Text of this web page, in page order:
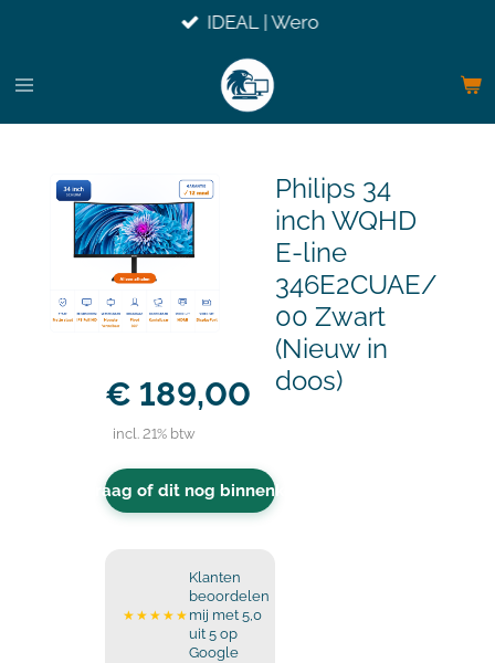
naar
IDEAL | Wero
Philips 34
inch WQHD
E-line
346E2CUAE/
00 Zwart
(Nieuw in
doos)
€ 189,00
incl. 21% btw
Vraag of dit nog binnenkomt
★★★★★
Klanten
beoordelen
mij met 5,0
uit 5 op
Google